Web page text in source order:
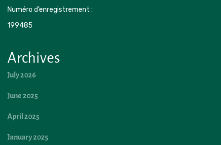
Numéro d’enregistrement :
199485
Archives
July 2026
June 2025
April 2025
January 2025